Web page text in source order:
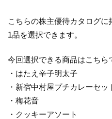
こちらの株主優待カタログ
1品を選択できます。
今回選択できる商品はこちら
・はたえ辛子明太子
・新宿中村屋プチカレーセッ
・梅花音
・クッキーアソート